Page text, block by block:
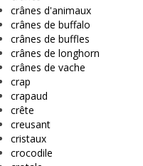
crânes d'animaux
crânes de buffalo
crânes de buffles
crânes de longhorn
crânes de vache
crap
crapaud
crête
creusant
cristaux
crocodile